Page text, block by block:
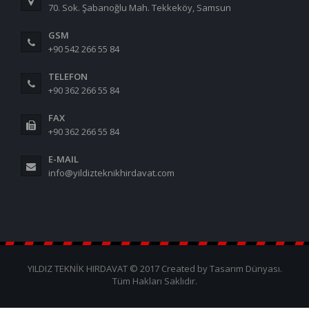
70. Sok. Şabanoğlu Mah. Tekkeköy, Samsun
GSM
+90 542 266 55 84
TELEFON
+90 362 266 55 84
FAX
+90 362 266 55 84
E-MAIL
info@yildizteknikhirdavat.com
YILDIZ TEKNİK HIRDAVAT © 2017 Created by Tasarım Dünyası.
Tüm Hakları Saklıdır.